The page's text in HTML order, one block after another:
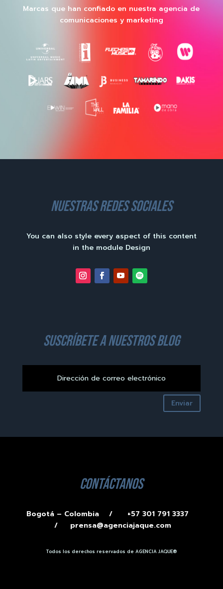
Marcas que han confiado en nuestra agencia de
comunicaciones y marketing
nuestras redes sociales
You can also style every aspect of this content
in the module Design
suscríbete a nuestros blog
Enviar
contáctanos
Bogotá – Colombia /
+57 301 791 3337
/ prensa@agenciajaque.com
Todos los derechos reservados de AGENCIA JAQUE®